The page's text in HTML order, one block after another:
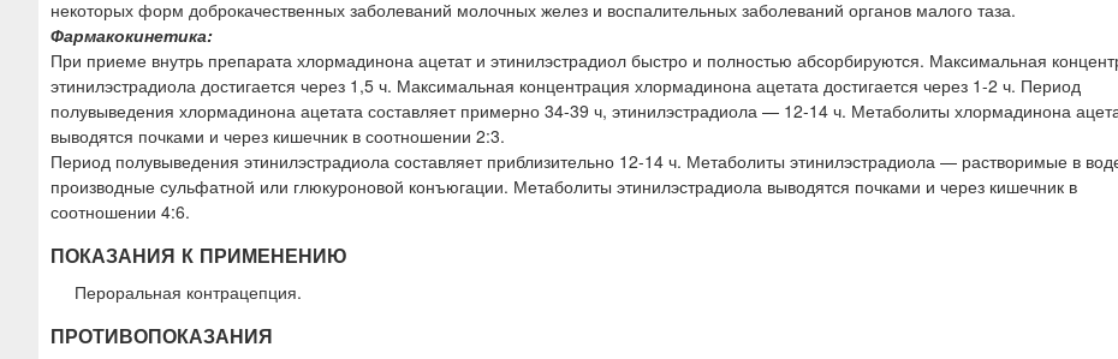
некоторых форм доброкачественных заболеваний молочных желез и воспалительных заболеваний органов малого таза.
Фармакокинетика:
При приеме внутрь препарата хлормадинона ацетат и этинилэстрадиол быстро и полностью абсорбируются. Максимальная
этинилэстрадиола достигается через 1,5 ч. Максимальная концентрация хлормадинона ацетата достигается через 1-2 ч. Период
полувыведения хлормадинона ацетата составляет примерно 34-39 ч, этинилэстрадиола — 12-14 ч. Метаболиты хлормадинона
выводятся почками и через кишечник в соотношении 2:3.
Период полувыведения этинилэстрадиола составляет приблизительно 12-14 ч. Метаболиты этинилэстрадиола — растворимые в
производные сульфатной или глюкуроновой конъюгации. Метаболиты этинилэстрадиола выводятся почками и через кишечник в
соотношении 4:6.
ПОКАЗАНИЯ К ПРИМЕНЕНИЮ
Пероральная контрацепция.
ПРОТИВОПОКАЗАНИЯ